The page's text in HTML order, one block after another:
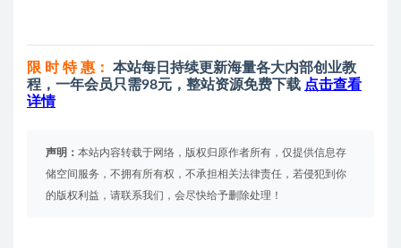
限 时 特 惠：
本站每日持续更新海量各大内部创业教
程，一年会员只需98元，整站资源免费下载 点击查看
详情
声明： 本站内容转载于网络，版权归原作者所有，仅提供信息存
储空间服务，不拥有所有权，不承担相关法律责任，若侵犯到你
的版权利益，请联系我们，会尽快给予删除处理！